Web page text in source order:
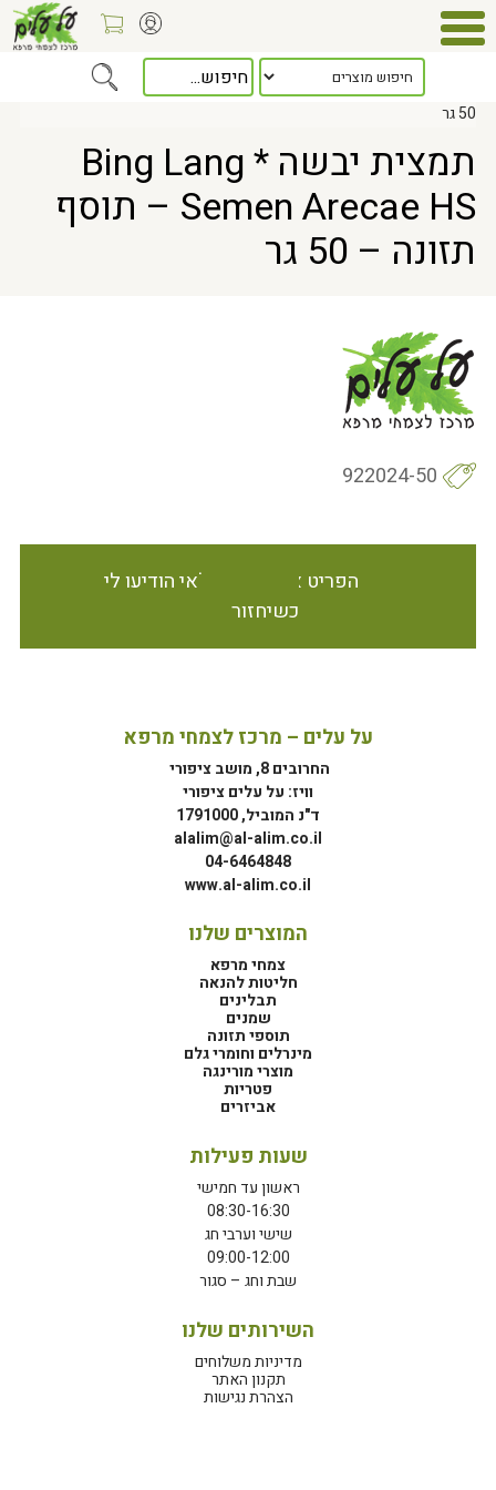
> תמצית יבשה * Bing Lang Semen Arecae HS – תוסף תזונה –
50 גר
תמצית יבשה * Bing Lang
Semen Arecae HS – תוסף
תזונה – 50 גר
922024-50
הפריט אינו זמין במלאי הודיעו לי
כשיחזור
על עלים – מרכז לצמחי מרפא
החרובים 8, מושב ציפורי
וויז: על עלים ציפורי
ד"נ המוביל, 1791000
alalim@al-alim.co.il
04-6464848
www.al-alim.co.il
המוצרים שלנו
צמחי מרפא
חליטות להנאה
תבלינים
שמנים
תוספי תזונה
מינרלים וחומרי גלם
מוצרי מורינגה
פטריות
אביזרים
שעות פעילות
ראשון עד חמישי
08:30-16:30
שישי וערבי חג
09:00-12:00
שבת וחג – סגור
השירותים שלנו
מדיניות משלוחים
תקנון האתר
הצהרת נגישות